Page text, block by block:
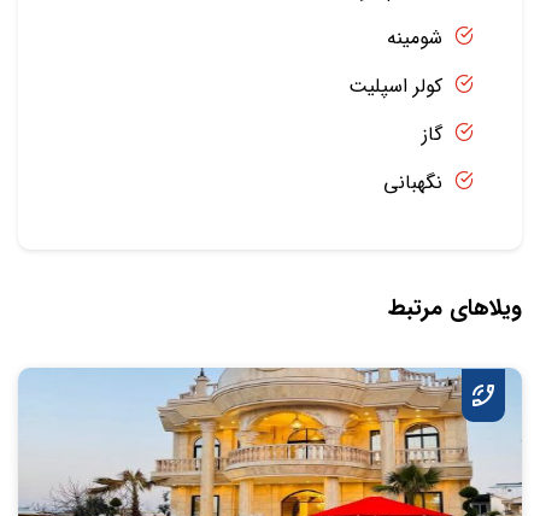
شومینه
کولر اسپلیت
گاز
نگهبانی
ویلاهای مرتبط